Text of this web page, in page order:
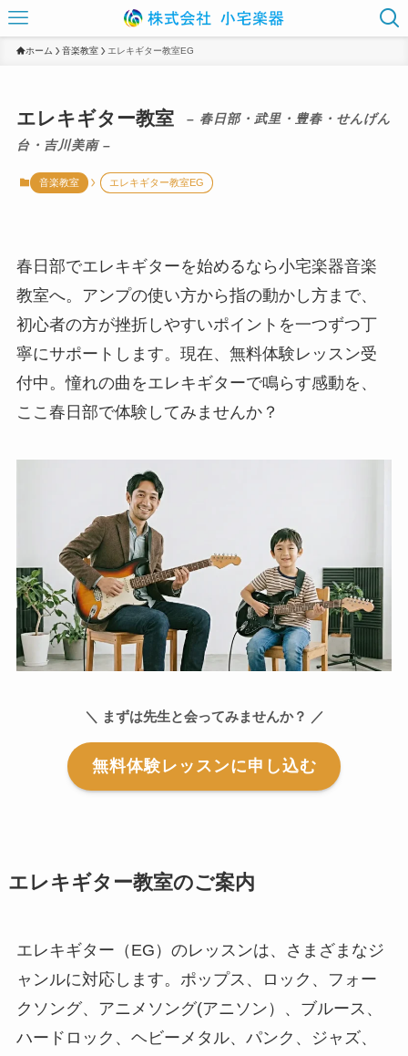
ホーム 音楽教室 エレキギター教室EG
エレキギター教室
– 春日部・武里・豊春・せんげん
台・吉川美南 –
音楽教室 エレキギター教室EG
春日部でエレキギターを始めるなら小宅楽器音楽
教室へ。アンプの使い方から指の動かし方まで、
初心者の方が挫折しやすいポイントを一つずつ丁
寧にサポートします。現在、無料体験レッスン受
付中。憧れの曲をエレキギターで鳴らす感動を、
ここ春日部で体験してみませんか？
＼ まずは先生と会ってみませんか？ ／
無料体験レッスンに申し込む
エレキギター教室のご案内
エレキギター（EG）のレッスンは、さまざまなジ
ャンルに対応します。ポップス、ロック、フォー
クソング、アニメソング(アニソン）、ブルース、
ハードロック、ヘビーメタル、パンク、ジャズ、